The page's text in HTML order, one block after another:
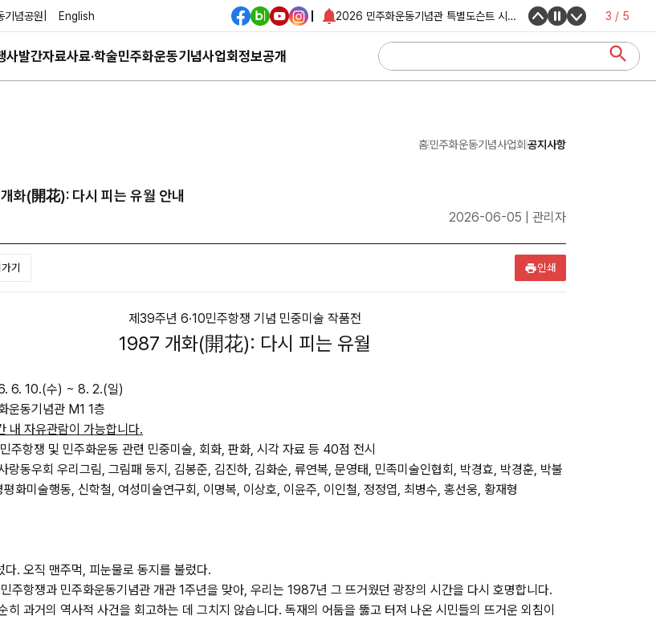
기념공원 English
2026 민주화운동기념관 특별도슨트 시즌2 관람 안내
[2026민주화운동기념관 기획전] 가장 낮은 곳에서 울린 종소리, 민...
3 / 5
사발간자료사료·학술민주화운동기념사업회 정보공개
홈민주화운동기념사업회 공지사항
화(開花): 다시 피는 유월 안내
2026-06-05 | 관리자
기 인쇄
제39주년 6·10민주항쟁 기념 민중미술 작품전
1987 개화(開花): 다시 피는 유월
6. 10.(수) ~ 8. 2.(일)
운동기념관 M1 1층
내 자유관람이 가능합니다.
주항쟁 및 민주화운동 관련 민중미술, 회화, 판화, 시각 자료 등 40점 전시
랑동우회 우리그림, 그림패 둥지, 김봉준, 김진하, 김화순, 류연복, 문영태, 민족미술인협회, 박경효, 박경훈, 박불
화미술행동, 신학철, 여성미술연구회, 이명복, 이상호, 이윤주, 이인철, 정정엽, 최병수, 홍선웅, 황재형
다. 오직 맨주먹, 피눈물로 동지를 불렀다.
주항쟁과 민주화운동기념관 개관 1주년을 맞아, 우리는 1987년 그 뜨거웠던 광장의 시간을 다시 호명합니다.
히 과거의 역사적 사건을 회고하는 데 그치지 않습니다. 독재의 어둠을 뚫고 터져 나온 시민들의 뜨거운 외침이